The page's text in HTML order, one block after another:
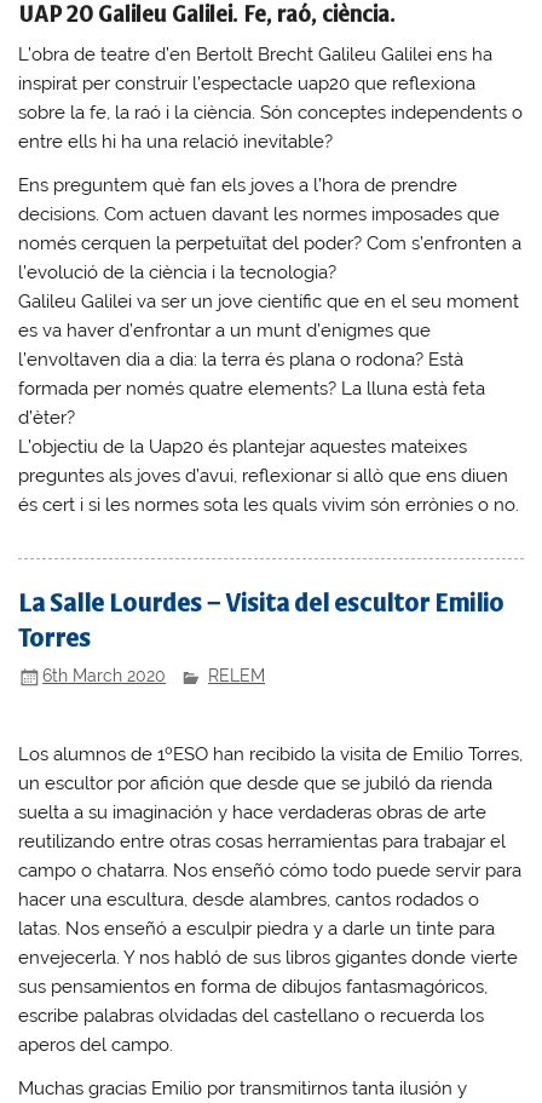
UAP 20 Galileu Galilei. Fe, raó, ciència.
L’obra de teatre d’en Bertolt Brecht Galileu Galilei ens ha
inspirat per construir l’espectacle uap20 que reflexiona
sobre la fe, la raó i la ciència. Són conceptes independents o
entre ells hi ha una relació inevitable?
Ens preguntem què fan els joves a l’hora de prendre
decisions. Com actuen davant les normes imposades que
només cerquen la perpetuïtat del poder? Com s’enfronten a
l’evolució de la ciència i la tecnologia?
Galileu Galilei va ser un jove científic que en el seu moment
es va haver d’enfrontar a un munt d’enigmes que
l’envoltaven dia a dia: la terra és plana o rodona? Està
formada per només quatre elements? La lluna està feta
d’èter?
L’objectiu de la Uap20 és plantejar aquestes mateixes
preguntes als joves d’avui, reflexionar si allò que ens diuen
és cert i si les normes sota les quals vivim són errònies o no.
La Salle Lourdes – Visita del escultor Emilio
Torres
6th March 2020 RELEM
Los alumnos de 1ºESO han recibido la visita de Emilio Torres,
un escultor por afición que desde que se jubiló da rienda
suelta a su imaginación y hace verdaderas obras de arte
reutilizando entre otras cosas herramientas para trabajar el
campo o chatarra. Nos enseñó cómo todo puede servir para
hacer una escultura, desde alambres, cantos rodados o
latas. Nos enseñó a esculpir piedra y a darle un tinte para
envejecerla. Y nos habló de sus libros gigantes donde vierte
sus pensamientos en forma de dibujos fantasmagóricos,
escribe palabras olvidadas del castellano o recuerda los
aperos del campo.
Muchas gracias Emilio por transmitirnos tanta ilusión y